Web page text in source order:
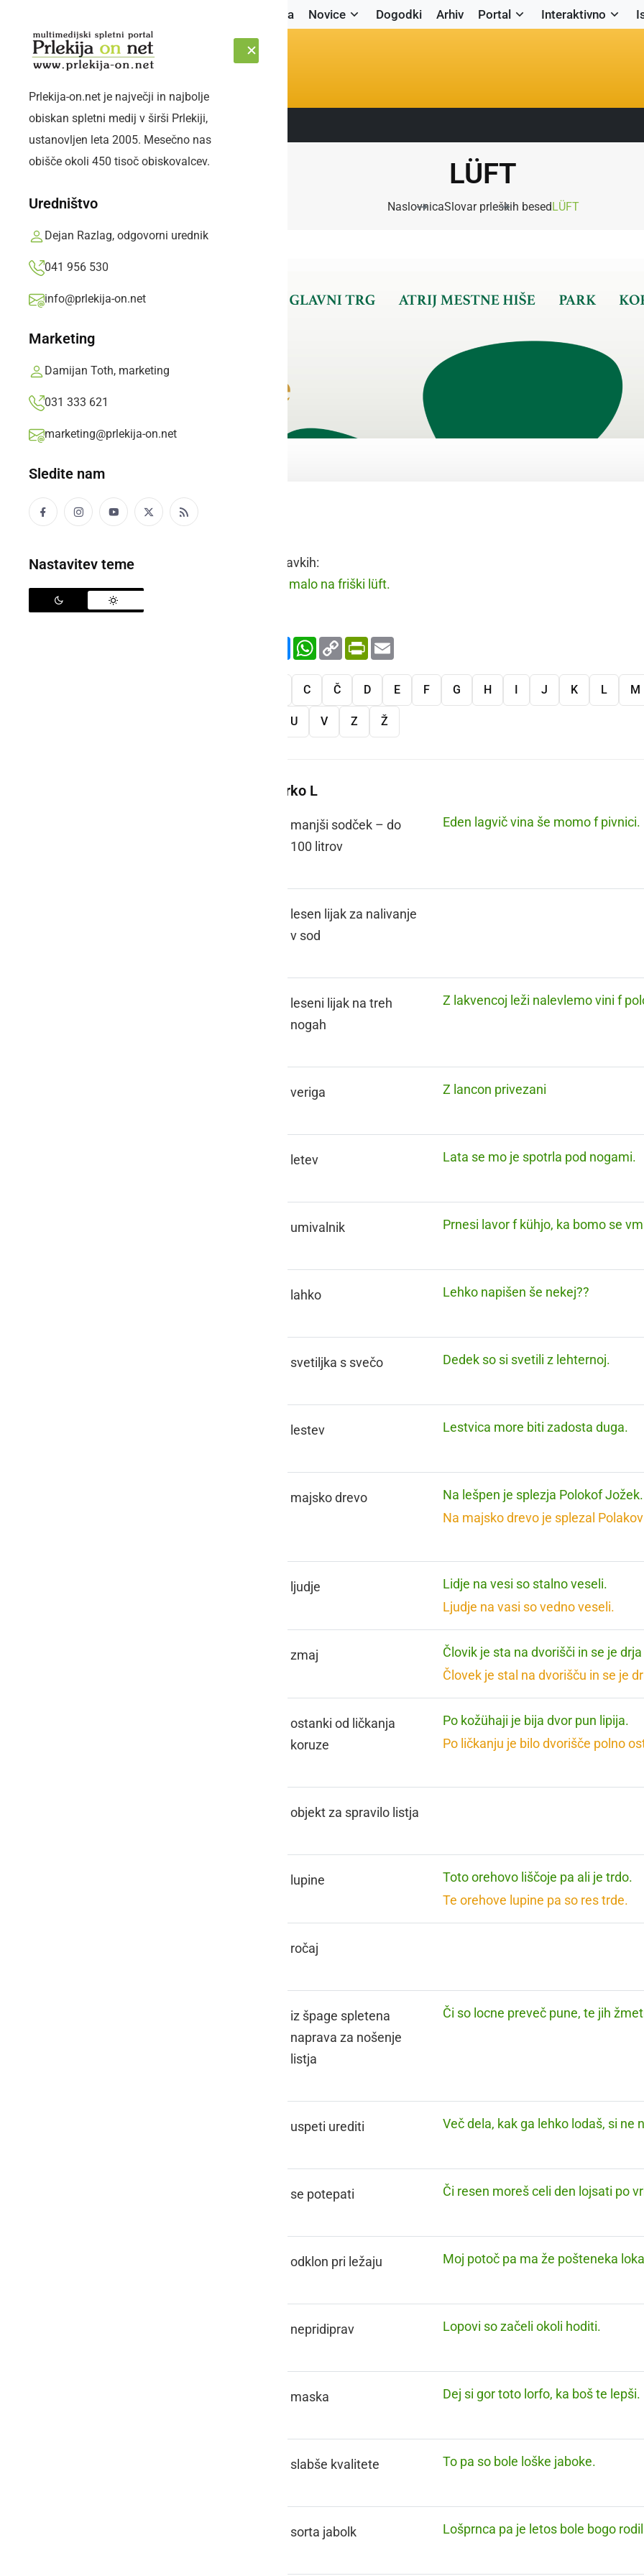
Naslovnica Novice Dogodki Arhiv Portal Interaktivno
SOBOTA, 8. AVGUST 2026 Sledite nam:
Prlekija-on.net je največji in najbolje
obiskan spletni medij v širši Prlekiji,
ustanovljen leta 2005. Mesečno nas
obišče okoli 450 tisoč obiskovalcev.
Uredništvo
Dejan Razlag, odgovorni urednik
041 956 530
info@prlekija-on.net
Marketing
Damijan Toth, marketing
031 333 621
marketing@prlekija-on.net
Sledite nam
Nastavitev teme
LÜFT
NaslovnicaSlovar prleških besedLÜFT
zrak
Raba besede v stavkih:
Moren iti malo na friški lüft.
FacebookMessenger
WhatsApp
Copy
Link
PrintFriendly
C Č D E F G H I J K L M
U V Z Ž
Več besed na črko L
manjši sodček – do
100 litrov
Eden lagvič vina še momo f pivnici.
lesen lijak za nalivanje
v sod
leseni lijak na treh
nogah
Z lakvencoj leži nalevlemo vini f
veriga Z lancon privezani
letev Lata se mo je spotrla pod nogami.
umivalnik Prnesi lavor f kühjo, ka bomo se
lahko Lehko napišen še nekej??
svetiljka s svečo Dedek so si svetili z lehternoj.
lestev Lestvica more biti zadosta duga.
majsko drevo
Na lešpen je splezja Polokof Jožek.
Na majsko drevo je splezal
ljudje
Lidje na vesi so stalno veseli.
Ljudje na vasi so vedno veseli.
zmaj
Človik je sta na dvorišči in se je
Človek je stal na dvorišču in se je
ostanki od ličkanja
koruze
Po kožühaji je bija dvor pun lipija.
Po ličkanju je bilo dvorišče polno
objekt za spravilo listja
lupine
Toto orehovo liščoje pa ali je trdo.
Te orehove lupine pa so res trde.
ročaj
iz špage spletena
naprava za nošenje
listja
Či so locne preveč pune, te jih
uspeti urediti Več dela, kak ga lehko lodaš, si ne
se potepati Či resen moreš celi den lojsati po
odklon pri ležaju Moj potoč pa ma že pošteneka
nepridiprav Lopovi so začeli okoli hoditi.
maska Dej si gor toto lorfo, ka boš te lepši.
slabše kvalitete To pa so bole loške jaboke.
sorta jabolk Lošprnca pa je letos bole bogo